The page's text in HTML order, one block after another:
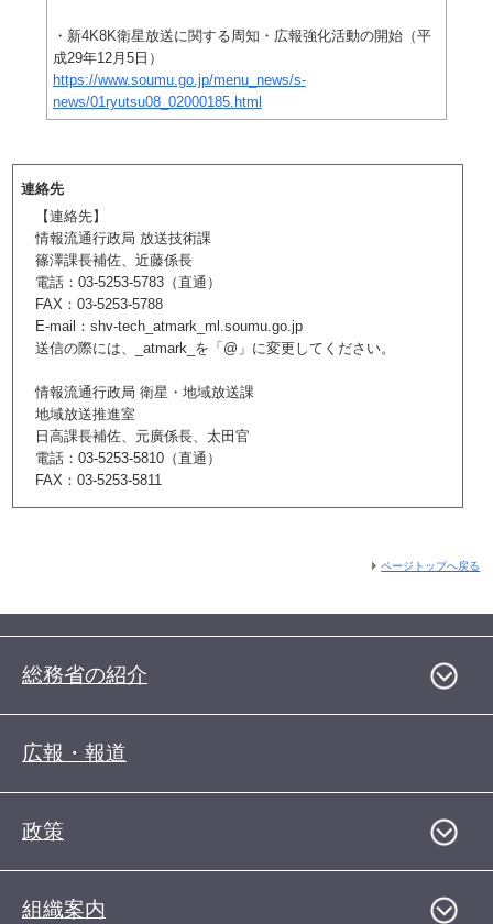
・新4K8K衛星放送に関する周知・広報強化活動の開始（平
成29年12月5日）
https://www.soumu.go.jp/menu_news/s-
news/01ryutsu08_02000185.html
連絡先
【連絡先】
情報流通行政局 放送技術課
篠澤課長補佐、近藤係長
電話：03-5253-5783（直通）
FAX：03-5253-5788
E-mail：shv-tech_atmark_ml.soumu.go.jp
送信の際には、_atmark_を「@」に変更してください。
情報流通行政局 衛星・地域放送課
地域放送推進室
日高課長補佐、元廣係長、太田官
電話：03-5253-5810（直通）
FAX：03-5253-5811
ページトップへ戻る
総務省の紹介
広報・報道
政策
組織案内